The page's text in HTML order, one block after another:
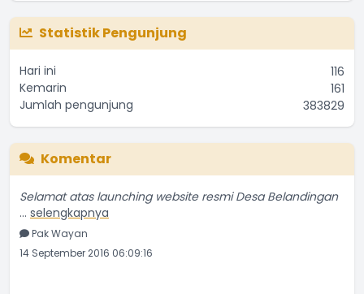
Statistik Pengunjung
Hari ini
116
Kemarin
161
Jumlah pengunjung
383829
Komentar
Selamat atas launching website resmi Desa Belandingan
...selengkapnya